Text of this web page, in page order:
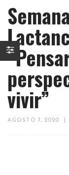
vivir”
AGOSTO 7, 2020